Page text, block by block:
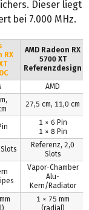
Dieser liegt
bei 7.000 MHz.
RX
AMD Radeon RX
5700 XT
Referenzdesign
AMD
27,5 cm, 11,0 cm
1 × 6 Pin
1 × 8 Pin
Referenz, 2,0
Slots
Vapor-Chamber
Alu-
Kern/Radiator
1 × 75 mm